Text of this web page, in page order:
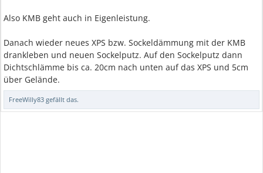
Also KMB geht auch in Eigenleistung.
Danach wieder neues XPS bzw. Sockeldämmung mit der KMB
drankleben und neuen Sockelputz. Auf den Sockelputz dann
Dichtschlämme bis ca. 20cm nach unten auf das XPS und 5cm
über Gelände.
FreeWilly83 gefällt das.